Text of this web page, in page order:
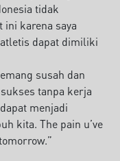
tidak
ini karena saya
dapat dimiliki
susah dan
tanpa kerja
menjadi
kita. The pain u’ve